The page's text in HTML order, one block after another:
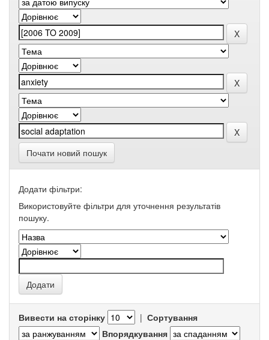
Почати новий пошук
Додати фільтри:
Використовуйте фільтри для уточнення результатів
пошуку.
Вивести на сторінку | Сортування
Впорядкування